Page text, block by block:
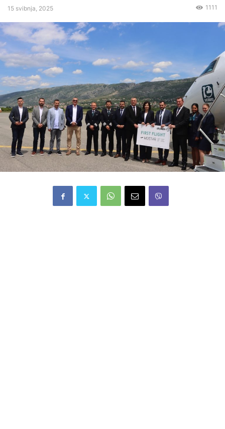
15 svibnja, 2025 1111